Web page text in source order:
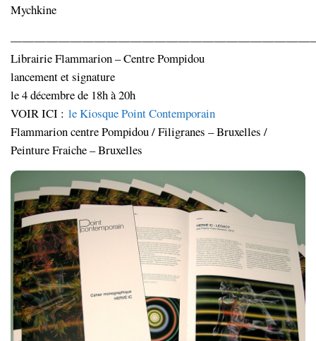
Mychkine
Librairie Flammarion – Centre Pompidou
lancement et signature
le 4 décembre de 18h à 20h
VOIR ICI : le Kiosque Point Contemporain
Flammarion centre Pompidou / Filigranes – Bruxelles /
Peinture Fraiche – Bruxelles